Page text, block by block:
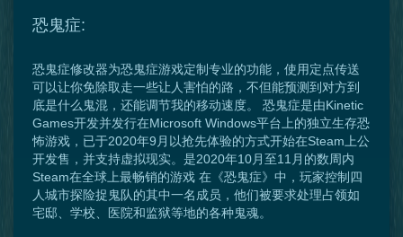
恐鬼症:
恐鬼症修改器为恐鬼症游戏定制专业的功能，使用定点传送
可以让你免除取走一些让人害怕的路，不但能预测到对方到
底是什么鬼混，还能调节我的移动速度。 恐鬼症是由Kinetic
Games开发并发行在Microsoft Windows平台上的独立生存恐
怖游戏，已于2020年9月以抢先体验的方式开始在Steam上公
开发售，并支持虚拟现实。是2020年10月至11月的数周内
Steam在全球上最畅销的游戏 在《恐鬼症》中，玩家控制四
人城市探险捉鬼队的其中一名成员，他们被要求处理占领如
宅邸、学校、医院和监狱等地的各种鬼魂。